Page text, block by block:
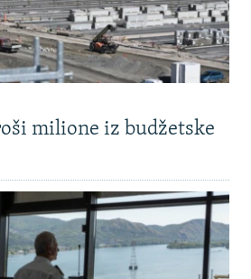
milione iz budžetske